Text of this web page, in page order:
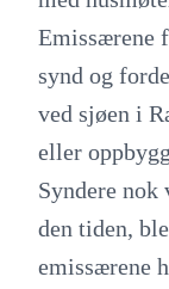
Emissærene
synd og
ved sjøen i
eller
Syndere nok
den tiden,
emissærene